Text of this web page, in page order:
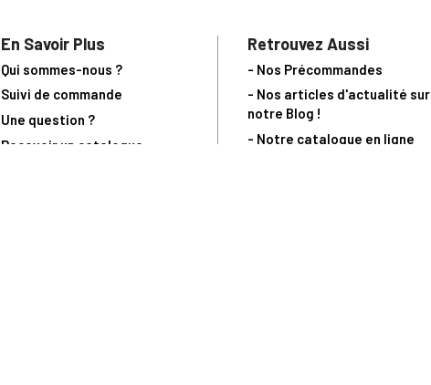
En Savoir Plus
Qui sommes-nous ?
Suivi de commande
Une question ?
Recevoir un catalogue
Retrouvez Aussi
- Nos Précommandes
- Nos articles d'actualité sur
notre Blog !
- Notre catalogue en ligne